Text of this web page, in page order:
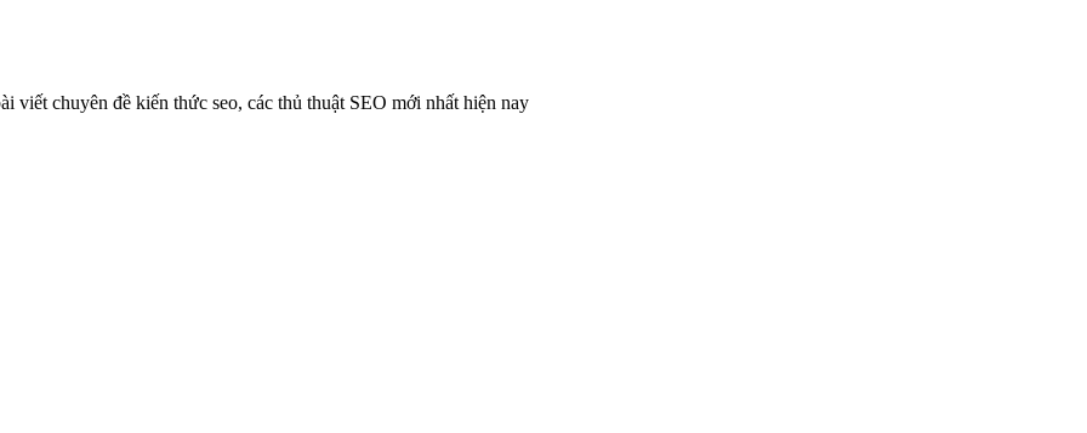
chuyên đề kiến thức seo, các thủ thuật SEO mới nhất hiện nay